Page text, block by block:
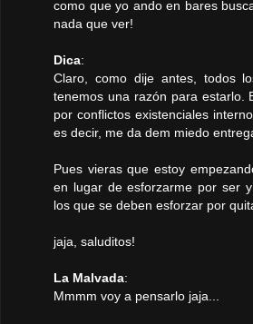
como que yo ando en bares
nada que ver!
Dica:
Claro, como dije antes, todos
tenemos una razón para estarlo.
por conflictos existenciales
es decir, me da dem miedo
Pues vieras que estoy
en lugar de esforzarme por ser
los que se deben esforzar por
jaja, saluditos!
La Malvada:
Mmmm voy a pensarlo jaja...